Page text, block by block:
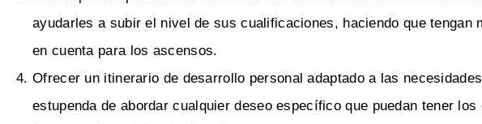
ayudarles a subir el nivel de sus cualificaciones, haciendo que tengan
en cuenta para los ascensos.
Ofrecer un itinerario de desarrollo personal adaptado a las
estupenda de abordar cualquier deseo específico que puedan tener